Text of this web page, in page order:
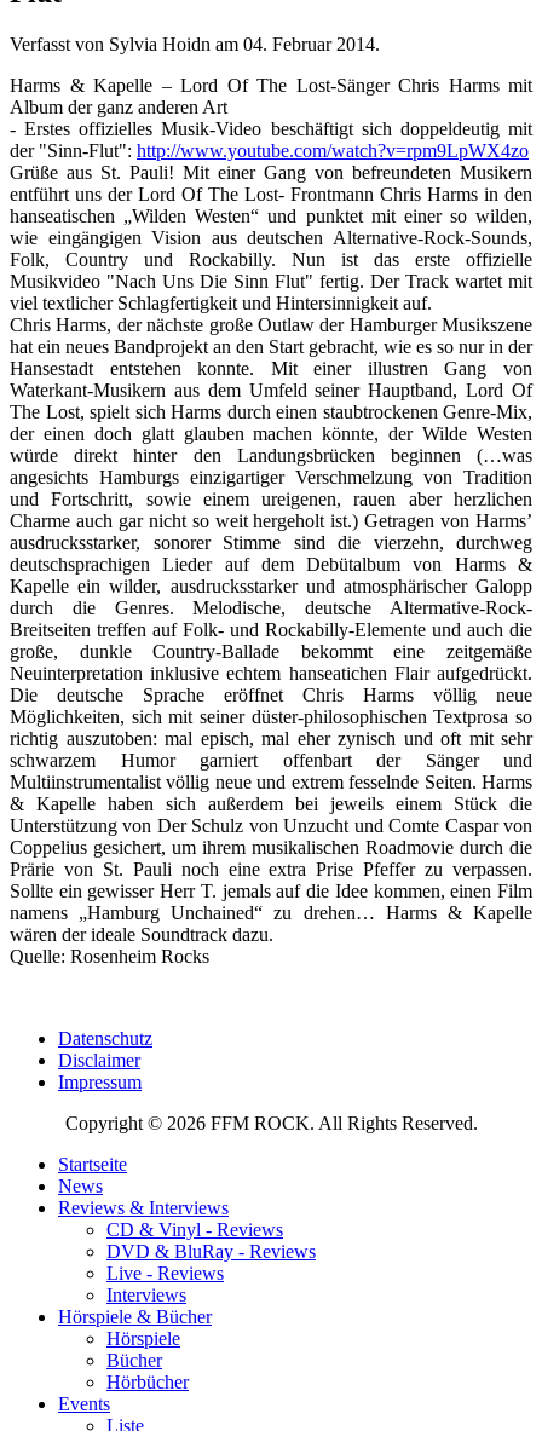
Verfasst von Sylvia Hoidn am 04. Februar 2014.
Harms & Kapelle – Lord Of The Lost-Sänger Chris Harms mit
Album der ganz anderen Art
- Erstes offizielles Musik-Video beschäftigt sich doppeldeutig mit
der "Sinn-Flut": http://www.youtube.com/watch?v=rpm9LpWX4zo
Grüße aus St. Pauli! Mit einer Gang von befreundeten Musikern
entführt uns der Lord Of The Lost- Frontmann Chris Harms in den
hanseatischen „Wilden Westen“ und punktet mit einer so wilden,
wie eingängigen Vision aus deutschen Alternative-Rock-Sounds,
Folk, Country und Rockabilly. Nun ist das erste offizielle
Musikvideo "Nach Uns Die Sinn Flut" fertig. Der Track wartet mit
viel textlicher Schlagfertigkeit und Hintersinnigkeit auf.
Chris Harms, der nächste große Outlaw der Hamburger Musikszene
hat ein neues Bandprojekt an den Start gebracht, wie es so nur in der
Hansestadt entstehen konnte. Mit einer illustren Gang von
Waterkant-Musikern aus dem Umfeld seiner Hauptband, Lord Of
The Lost, spielt sich Harms durch einen staubtrockenen Genre-Mix,
der einen doch glatt glauben machen könnte, der Wilde Westen
würde direkt hinter den Landungsbrücken beginnen (…was
angesichts Hamburgs einzigartiger Verschmelzung von Tradition
und Fortschritt, sowie einem ureigenen, rauen aber herzlichen
Charme auch gar nicht so weit hergeholt ist.) Getragen von Harms’
ausdrucksstarker, sonorer Stimme sind die vierzehn, durchweg
deutschsprachigen Lieder auf dem Debütalbum von Harms &
Kapelle ein wilder, ausdrucksstarker und atmosphärischer Galopp
durch die Genres. Melodische, deutsche Altermative-Rock-
Breitseiten treffen auf Folk- und Rockabilly-Elemente und auch die
große, dunkle Country-Ballade bekommt eine zeitgemäße
Neuinterpretation inklusive echtem hanseatichen Flair aufgedrückt.
Die deutsche Sprache eröffnet Chris Harms völlig neue
Möglichkeiten, sich mit seiner düster-philosophischen Textprosa so
richtig auszutoben: mal episch, mal eher zynisch und oft mit sehr
schwarzem Humor garniert offenbart der Sänger und
Multiinstrumentalist völlig neue und extrem fesselnde Seiten. Harms
& Kapelle haben sich außerdem bei jeweils einem Stück die
Unterstützung von Der Schulz von Unzucht und Comte Caspar von
Coppelius gesichert, um ihrem musikalischen Roadmovie durch die
Prärie von St. Pauli noch eine extra Prise Pfeffer zu verpassen.
Sollte ein gewisser Herr T. jemals auf die Idee kommen, einen Film
namens „Hamburg Unchained“ zu drehen… Harms & Kapelle
wären der ideale Soundtrack dazu.
Quelle: Rosenheim Rocks
Datenschutz
Disclaimer
Impressum
Copyright © 2026 FFM ROCK. All Rights Reserved.
Startseite
News
Reviews & Interviews
CD & Vinyl - Reviews
DVD & BluRay - Reviews
Live - Reviews
Interviews
Hörspiele & Bücher
Hörspiele
Bücher
Hörbücher
Events
Liste